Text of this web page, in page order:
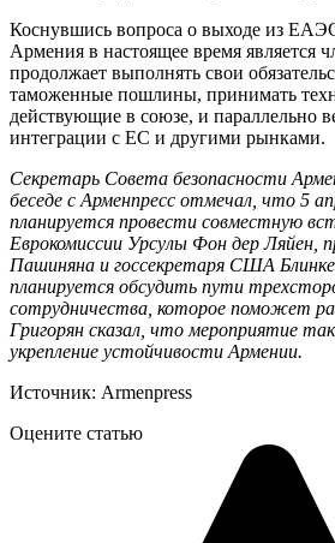
Коснувшись вопроса о выходе из
Армения в настоящее время является
продолжает выполнять свои
таможенные пошлины, принимать
действующие в союзе, и параллельно
интеграции с ЕС и другими рынками.
Секретарь Совета безопасности
беседе с Арменпресс отмечал, что 5
планируется провести совместную
Еврокомиссии Урсулы Фон дер Ляйен,
Пашиняна и госсекретаря США
планируется обсудить пути
сотрудничества, которое поможет
Григорян сказал, что мероприятие
укрепление устойчивости Армении.
Источник: Armenpress
Оцените статью